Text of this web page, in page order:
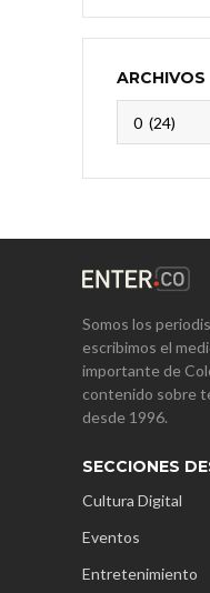
ARCHIVOS
Somos los
escribimos el
importante de
contenido sobre
desde 1996.
SECCIONES
Cultura Digital
Eventos
Entretenimiento